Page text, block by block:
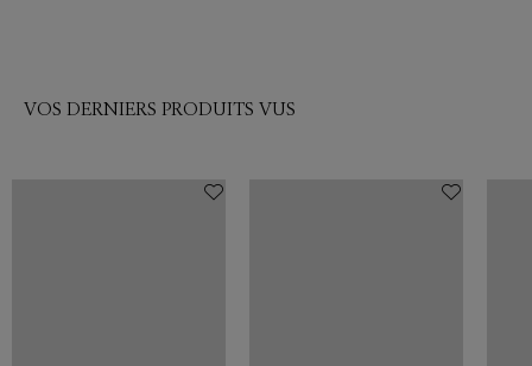
VOS DERNIERS PRODUITS VUS